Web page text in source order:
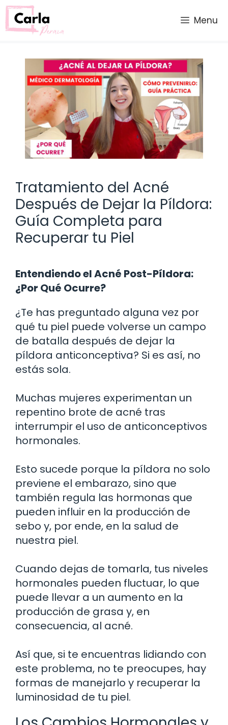
Saltar
al
contenido
Menu
Tratamiento del Acné
Después de Dejar la Píldora:
Guía Completa para
Recuperar tu Piel
Entendiendo el Acné Post-Píldora:
¿Por Qué Ocurre?
¿Te has preguntado alguna vez por
qué tu piel puede volverse un campo
de batalla después de dejar la
píldora anticonceptiva? Si es así, no
estás sola.
Muchas mujeres experimentan un
repentino brote de acné tras
interrumpir el uso de anticonceptivos
hormonales.
Esto sucede porque la píldora no solo
previene el embarazo, sino que
también regula las hormonas que
pueden influir en la producción de
sebo y, por ende, en la salud de
nuestra piel.
Cuando dejas de tomarla, tus niveles
hormonales pueden fluctuar, lo que
puede llevar a un aumento en la
producción de grasa y, en
consecuencia, al acné.
Así que, si te encuentras lidiando con
este problema, no te preocupes, hay
formas de manejarlo y recuperar la
luminosidad de tu piel.